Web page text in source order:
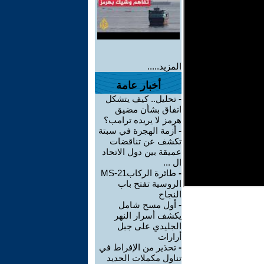
المزيد.....
أخبار عامة
- تحليل.. كيف يتشكل
اتفاق بشأن مضيق
هرمز لا يريده ترامب؟
- أزمة الهجرة في سبتة
تكشف عن تناقضات
عميقة بين دول الاتحاد
ال ...
-
طائرة الركابMS-21
الروسية تفتح باب
النجاح
- أول مسح شامل
يكشف أسرار النهر
الجليدي على جبل
أرارات
- تحذير من الإفراط في
تناول مكملات الحديد